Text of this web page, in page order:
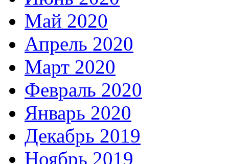
Май 2020
Апрель 2020
Март 2020
Февраль 2020
Январь 2020
Декабрь 2019
Ноябрь 2019